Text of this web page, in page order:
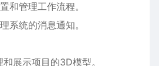
和管理工作流程。
系统的消息通知。
展示项目的3D模型。